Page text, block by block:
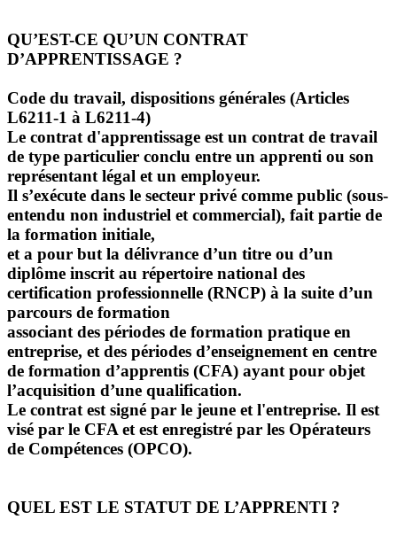
QU’EST-CE QU’UN CONTRAT
D’APPRENTISSAGE ?
Code du travail, dispositions générales (Articles
L6211-1 à L6211-4)
Le contrat d'apprentissage est un contrat de travail
de type particulier conclu entre un apprenti ou son
représentant légal et un employeur.
Il s’exécute dans le secteur privé comme public (sous-
entendu non industriel et commercial), fait partie de
la formation initiale,
et a pour but la délivrance d’un titre ou d’un
diplôme inscrit au répertoire national des
certification professionnelle (RNCP) à la suite d’un
parcours de formation
associant des périodes de formation pratique en
entreprise, et des périodes d’enseignement en centre
de formation d’apprentis (CFA) ayant pour objet
l’acquisition d’une qualification.
Le contrat est signé par le jeune et l'entreprise. Il est
visé par le CFA et est enregistré par les Opérateurs
de Compétences (OPCO).
QUEL EST LE STATUT DE L’APPRENTI ?